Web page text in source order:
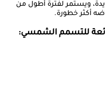
ويستمر لفترة أطول من
أكثر خطورة.
للتسمم الشمسي: